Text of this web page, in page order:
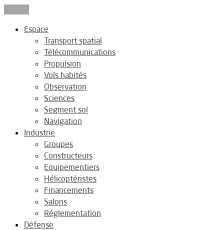
Espace
Transport spatial
Télécommunications
Propulsion
Vols habités
Observation
Sciences
Segment sol
Navigation
Industrie
Groupes
Constructeurs
Equipementiers
Hélicoptéristes
Financements
Salons
Réglementation
Défense